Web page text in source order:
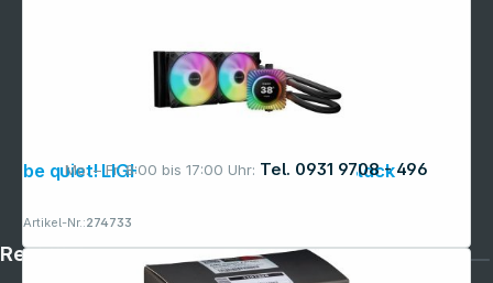
Mo. – Fr. 8:00 bis 17:00 Uhr: Tel. 0931 9708 - 496
be quiet! LIGHT LOOP IO LCD 240mm Black
Artikel-Nr.:274733
Rechtliches